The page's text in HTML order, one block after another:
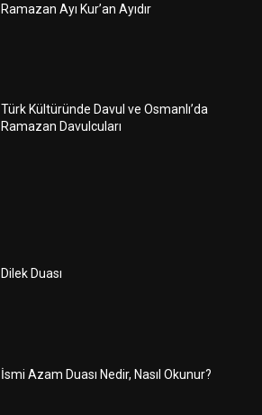
Ramazan Ayı Kur’an Ayıdır
Türk Kültüründe Davul ve Osmanlı’da
Ramazan Davulcuları
Dilek Duası
İsmi Azam Duası Nedir, Nasıl Okunur?